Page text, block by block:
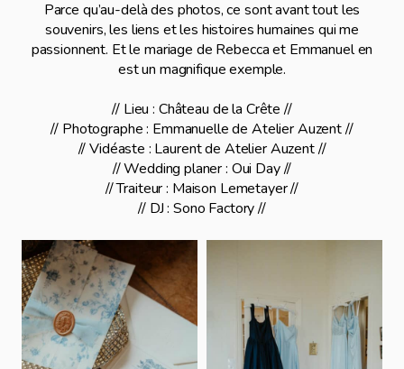
Parce qu’au-delà des photos, ce sont avant tout les
souvenirs, les liens et les histoires humaines qui me
passionnent. Et le mariage de Rebecca et Emmanuel en
est un magnifique exemple.
// Lieu : Château de la Crête //
// Photographe : Emmanuelle de Atelier Auzent //
// Vidéaste : Laurent de Atelier Auzent //
// Wedding planer : Oui Day //
// Traiteur : Maison Lemetayer //
// DJ : Sono Factory //